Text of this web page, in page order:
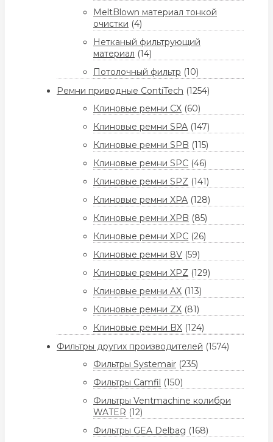
MeltBlown материал тонкой
очистки (4)
Нетканый фильтрующий
материал (14)
Потолочный фильтр (10)
Ремни приводные ContiTech (1254)
Клиновые ремни CX (60)
Клиновые ремни SPA (147)
Клиновые ремни SPB (115)
Клиновые ремни SPC (46)
Клиновые ремни SPZ (141)
Клиновые ремни XPA (128)
Клиновые ремни XPB (85)
Клиновые ремни XPC (26)
Клиновые ремни 8V (59)
Клиновые ремни XPZ (129)
Клиновые ремни AX (113)
Клиновые ремни ZX (81)
Клиновые ремни BX (124)
Фильтры других производителей (1574)
Фильтры Systemair (235)
Фильтры Camfil (150)
Фильтры Ventmachine колибри
WATER (12)
Фильтры GEA Delbag (168)